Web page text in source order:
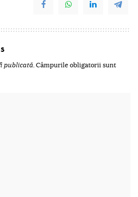
publicată.Câmpurile obligatorii sunt